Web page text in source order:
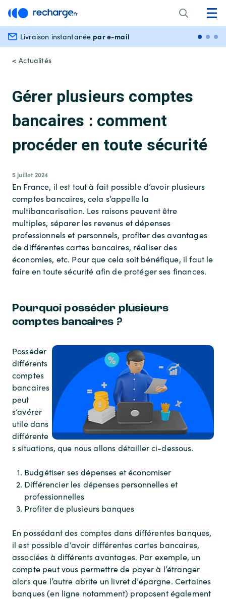
Livraison instantanée par e-mail
< Actualités
Gérer plusieurs comptes
bancaires : comment
procéder en toute sécurité
5 juillet 2024
En France, il est tout à fait possible d’avoir plusieurs
comptes bancaires, cela s’appelle la
multibancarisation. Les raisons peuvent être
multiples, séparer les revenus et dépenses
professionnels et personnels, profiter des avantages
de différentes cartes bancaires, réaliser des
économies, etc. Pour que cela soit bénéfique, il faut le
faire en toute sécurité afin de protéger ses finances.
Pourquoi posséder plusieurs
comptes bancaires ?
Posséder
différents
comptes
bancaires
peut
s’avérer
utile dans
différente
s situations, que nous allons détailler ci-dessous.
Budgétiser ses dépenses et économiser
Différencier les dépenses personnelles et
professionnelles
Profiter de plusieurs banques
En possédant des comptes dans différentes banques,
il est possible d’avoir différentes cartes bancaires,
associées à différents avantages. Par exemple, un
compte peut vous permettre de payer à l’étranger
alors que l’autre abrite un livret d’épargne. Certaines
banques (en ligne notamment) proposent également